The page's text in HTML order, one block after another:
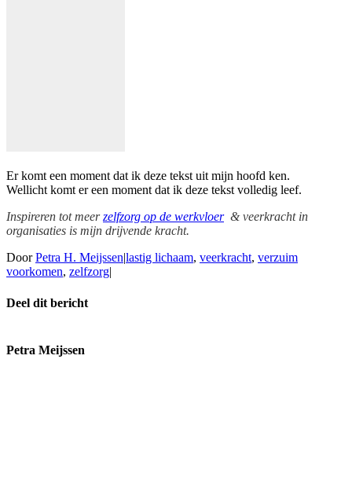
Er komt een moment dat ik deze tekst uit mijn hoofd ken.
Wellicht komt er een moment dat ik deze tekst volledig leef.
Inspireren tot meerzelfzorg op de werkvloer& veerkracht in
organisaties is mijn drijvende kracht.
DoorPetra H. Meijssen|lastig lichaam, veerkracht, verzuim
voorkomen, zelfzorg|
Deel dit bericht
mail
Petra Meijssen